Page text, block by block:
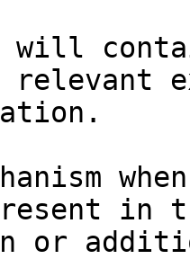
will
relevant
in
or